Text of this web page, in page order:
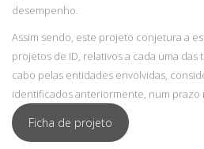
desempenho.
Assim sendo, este projeto conjetura a
projetos de ID, relativos a cada uma das
cabo pelas entidades envolvidas,
identificados anteriormente, num prazo
Ficha de projeto